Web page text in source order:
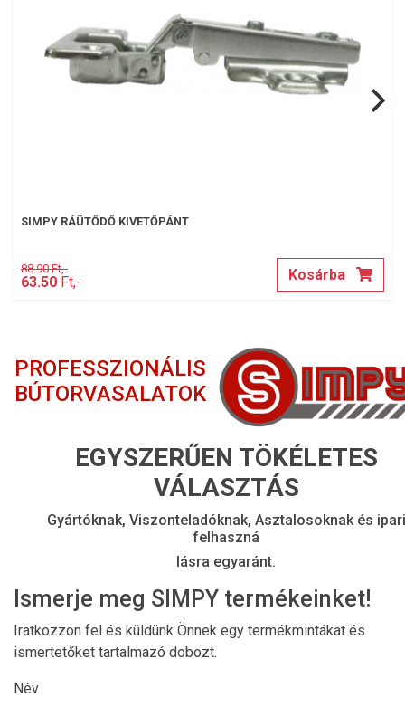
SIMPY RÁÜTŐDŐ KIVETŐPÁNT
88.90 Ft,-
63.50 Ft,- Kosárba
PROFESSZIONÁLIS
BÚTORVASALATOK
EGYSZERŰEN TÖKÉLETES
VÁLASZTÁS
Gyártóknak, Viszonteladóknak, Asztalosoknak és ipari
felhaszná
lásra egyaránt.
Ismerje meg SIMPY termékeinket!
Iratkozzon fel és küldünk Önnek egy termékmintákat és
ismertetőket tartalmazó dobozt.
Név